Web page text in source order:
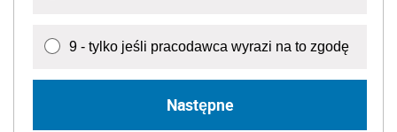
9 - tylko jeśli pracodawca wyrazi na to zgodę
Następne